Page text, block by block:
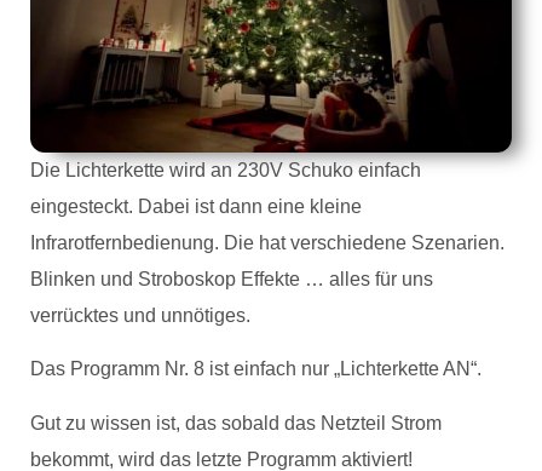
Die Lichterkette wird an 230V Schuko einfach
eingesteckt. Dabei ist dann eine kleine
Infrarotfernbedienung. Die hat verschiedene Szenarien.
Blinken und Stroboskop Effekte … alles für uns
verrücktes und unnötiges.
Das Programm Nr. 8 ist einfach nur „Lichterkette AN“.
Gut zu wissen ist, das sobald das Netzteil Strom
bekommt, wird das letzte Programm aktiviert!